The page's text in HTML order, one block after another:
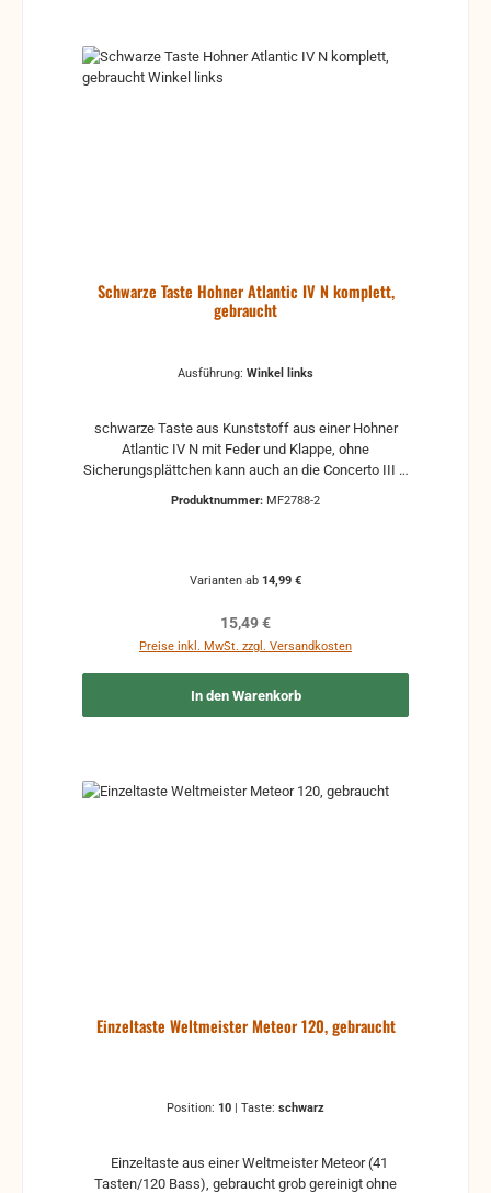
Schwarze Taste Hohner Atlantic IV N komplett,
gebraucht
Ausführung: Winkel links
schwarze Taste aus Kunststoff aus einer Hohner
Atlantic IV N mit Feder und Klappe, ohne
Sicherungsplättchen kann auch an die Concerto III S
Produktnummer: MF2788-2
Varianten ab 14,99 €
Regulärer Preis:
15,49 €
Preise inkl. MwSt. zzgl. Versandkosten
In den Warenkorb
Einzeltaste Weltmeister Meteor 120, gebraucht
Position: 10 | Taste: schwarz
Tasten/120 Bass), gebraucht grob gereinigt ohne